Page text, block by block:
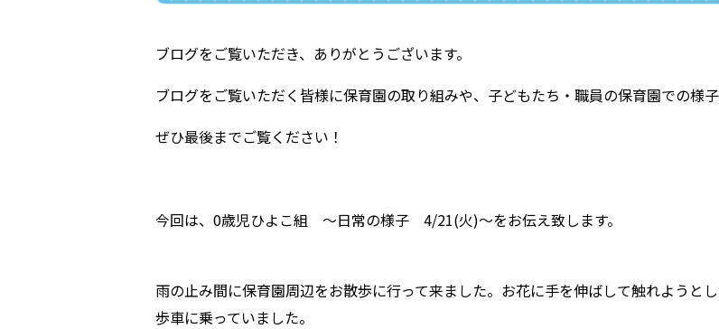
ブログをご覧いただき、ありがとうございます。
ブログをご覧いただく皆様に保育園の取り組みや、子どもたち・職員の保育園での
ぜひ最後までご覧ください！
今回は、0歳児ひよこ組 ～日常の様子 4/21(火)～をお伝え致します。
雨の止み間に保育園周辺をお散歩に行って来ました。お花に手を伸ばして触れようと
歩車に乗っていました。